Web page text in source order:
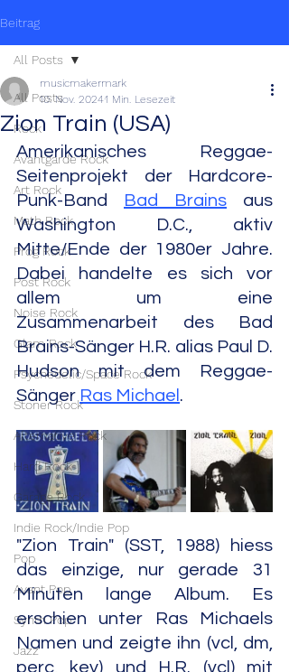
Beitrag
All Posts
Rock
Avantgarde Rock
Art Rock
Math Rock
Prog Rock
Post Rock
Noise Rock
Glam Rock
Psychedelic/Space Rock
Stoner Rock
Alternative Rock
Hard Rock
Garage Rock
Indie Rock/Indie Pop
Pop
Avant Pop
Synth Pop
Jazz
All Posts
Zion Train (USA)
musicmakermark
10. Nov. 20241 Min. Lesezeit
Amerikanisches Reggae-
Seitenprojekt der Hardcore-
Punk-Band
Bad Brains aus
Washington D.C., aktiv
Mitte/Ende der 1980er Jahre.
Dabei handelte es sich vor
allem um eine
Zusammenarbeit des Bad
Brains-Sänger H.R. alias Paul D.
Hudson mit dem Reggae-
Sänger Ras Michael .
"Zion Train" (SST, 1988) hiess
das einzige, nur gerade 31
Minuten lange Album. Es
erschien unter Ras Michaels
Namen und zeigte ihn (vcl, dm,
perc, key) und H.R. (vcl) mit